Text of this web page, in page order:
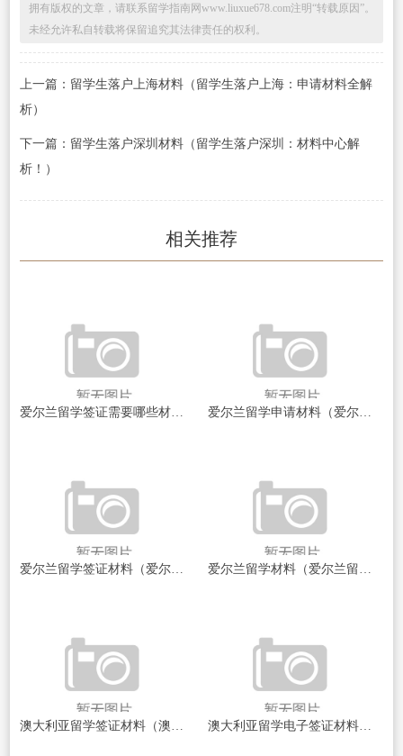
拥有版权的文章，请联系留学指南网www.liuxue678.com注明“转载原因”。
未经允许私自转载将保留追究其法律责任的权利。
上一篇：留学生落户上海材料（留学生落户上海：申请材料全解
析）
下一篇：留学生落户深圳材料（留学生落户深圳：材料中心解
析！）
相关推荐
爱尔兰留学签证需要哪些材料（爱尔兰留学签证所需材料一览） 爱尔兰留学申请材料（爱尔兰留学申请材料全面解析）
爱尔兰留学签证材料（爱尔兰留学签证材料全解析！）
澳大利亚留学电子签证材料（澳大利亚留学电子签证材料详解）